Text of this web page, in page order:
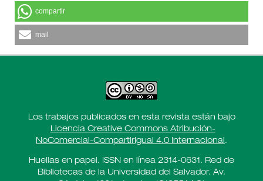
compartir
mail
Los trabajos publicados en esta revista están bajo
Licencia Creative Commons Atribución-
NoComercial-CompartirIgual 4.0 Internacional .
Huellas en papel. ISSN en línea 2314-0631. Red de
Bibliotecas de la Universidad del Salvador. Av.